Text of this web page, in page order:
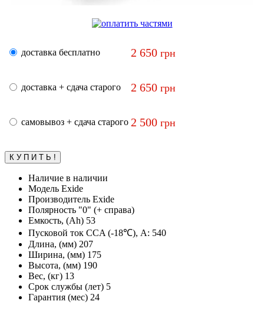
доставка бесплатно 2 650 грн
доставка + сдача старого 2 650 грн
самовывоз + сдача старого 2 500 грн
Наличие в наличии
Модель Exide
Производитель Exide
Полярность "0" (+ справа)
Емкость, (Ah) 53
Пусковой ток CCA (-18℃), А: 540
Длина, (мм) 207
Ширина, (мм) 175
Высота, (мм) 190
Вес, (кг) 13
Срок службы (лет) 5
Гарантия (мес) 24